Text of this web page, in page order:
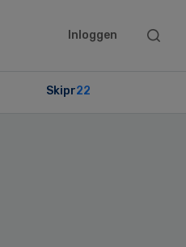
Inloggen
Search
Skipr22